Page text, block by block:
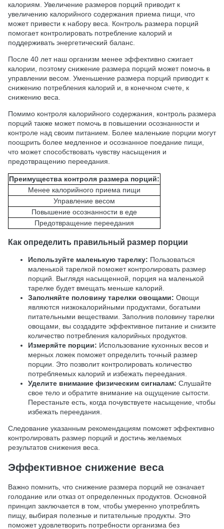
калориям. Увеличение размеров порций приводит к
увеличению калорийного содержания приема пищи, что
может привести к набору веса. Контроль размера порций
помогает контролировать потребление калорий и
поддерживать энергетический баланс.
После 40 лет наш организм менее эффективно сжигает
калории, поэтому снижение размера порций может помочь в
управлении весом. Уменьшение размера порций приводит к
снижению потребления калорий и, в конечном счете, к
снижению веса.
Помимо контроля калорийного содержания, контроль размера
порций также может помочь в повышении осознанности и
контроле над своим питанием. Более маленькие порции могут
поощрить более медленное и осознанное поедание пищи,
что может способствовать чувству насыщения и
предотвращению переедания.
Преимущества контроля размера порций:
Менее калорийного приема пищи
Управление весом
Повышение осознанности в еде
Предотвращение переедания
Как определить правильный размер порции
Используйте маленькую тарелку: Пользоваться
маленькой тарелкой поможет контролировать размер
порций. Выглядя насыщенной, порция на маленькой
тарелке будет вмещать меньше калорий.
Заполняйте половину тарелки овощами: Овощи
являются низкокалорийными продуктами, богатыми
питательными веществами. Заполнив половину тарелки
овощами, вы создадите эффективное питание и снизите
количество потребления калорийных продуктов.
Измеряйте порции: Использование кухонных весов и
мерных ложек поможет определить точный размер
порции. Это позволит контролировать количество
потребляемых калорий и избежать переедания.
Уделите внимание физическим сигналам: Слушайте
свое тело и обратите внимание на ощущение сытости.
Перестаньте есть, когда почувствуете насыщение, чтобы
избежать переедания.
Следование указанным рекомендациям поможет эффективно
контролировать размер порций и достичь желаемых
результатов снижения веса.
Эффективное снижение веса
Важно помнить, что снижение размера порций не означает
голодание или отказ от определенных продуктов. Основной
принцип заключается в том, чтобы умеренно употреблять
пищу, выбирая полезные и питательные продукты. Это
поможет удовлетворить потребности организма без